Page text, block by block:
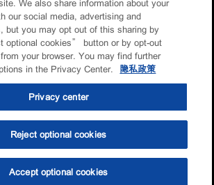
选油助手 查找门店
We also share information about your
our social media, advertising and
but you may opt out of this sharing by
optional cookies” button or by opt-out
your browser. You may find further
in the Privacy Center.
隐私政策
Privacy center
Reject optional cookies
Accept optional cookies